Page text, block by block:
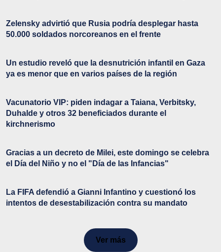
Zelensky advirtió que Rusia podría desplegar hasta
50.000 soldados norcoreanos en el frente
Un estudio reveló que la desnutrición infantil en Gaza
ya es menor que en varios países de la región
Vacunatorio VIP: piden indagar a Taiana, Verbitsky,
Duhalde y otros 32 beneficiados durante el
kirchnerismo
Gracias a un decreto de Milei, este domingo se celebra
el Día del Niño y no el "Día de las Infancias"
La FIFA defendió a Gianni Infantino y cuestionó los
intentos de desestabilización contra su mandato
Ver más